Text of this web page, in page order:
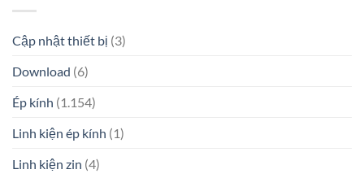
Cập nhật thiết bị (3)
Download (6)
Ép kính (1.154)
Linh kiện ép kính (1)
Linh kiện zin (4)